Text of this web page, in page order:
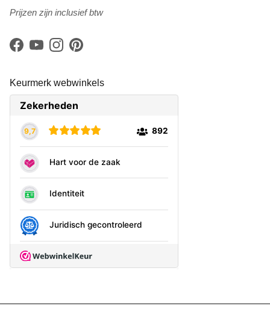
Prijzen zijn inclusief btw
Facebook
YouTubeInstagramPinterest
Keurmerk webwinkels